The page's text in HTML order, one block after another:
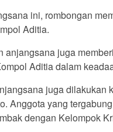
ini, rombongan
Aditia.
anjangsana juga
Aditia dalam
juga dilakukan
Anggota yang
dengan Kelompok